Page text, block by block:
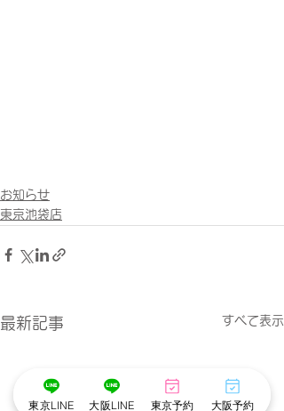
お知らせ
東京池袋店
最新記事 すべて表示
東京LINE 大阪LINE 東京予約 大阪予約